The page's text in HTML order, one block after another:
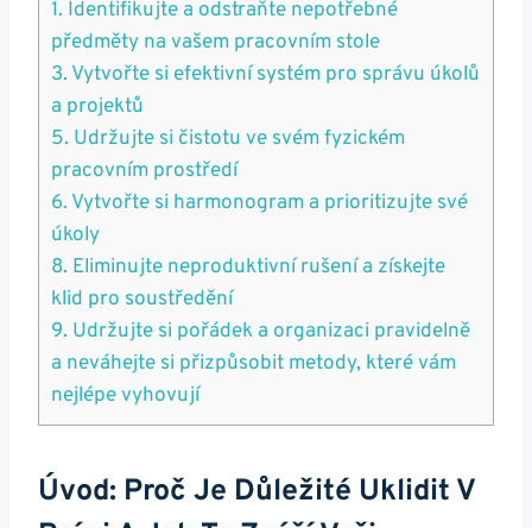
1. Identifikujte a odstraňte nepotřebné
předměty na vašem pracovním stole
3. Vytvořte si efektivní systém pro správu úkolů
a projektů
5. Udržujte si čistotu ve svém fyzickém
pracovním prostředí
6. Vytvořte si harmonogram a prioritizujte své
úkoly
8. Eliminujte neproduktivní rušení a získejte
klid pro soustředění
9. Udržujte si pořádek a organizaci pravidelně
a neváhejte si přizpůsobit metody, které vám
nejlépe vyhovují
Úvod: Proč Je Důležité Uklidit V